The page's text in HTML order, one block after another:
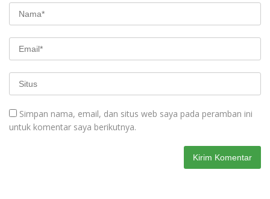
Simpan nama, email, dan situs web saya pada peramban ini
untuk komentar saya berikutnya.